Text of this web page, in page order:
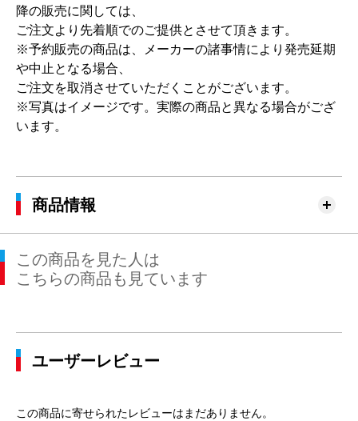
降の販売に関しては、
ご注文より先着順でのご提供とさせて頂きます。
※予約販売の商品は、メーカーの諸事情により発売延期
や中止となる場合、
ご注文を取消させていただくことがございます。
※写真はイメージです。実際の商品と異なる場合がござ
います。
商品情報
この商品を見た人は
こちらの商品も見ています
ユーザーレビュー
この商品に寄せられたレビューはまだありません。